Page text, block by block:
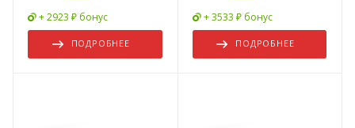
+ 2923 ₽ бонус
ПОДРОБНЕЕ
+ 3533 ₽ бонус
ПОДРОБНЕЕ